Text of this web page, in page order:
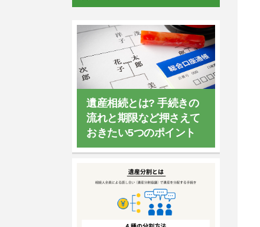
遺産相続とは? 手続きの
流れと期限など押さえて
おきたい5つのポイント